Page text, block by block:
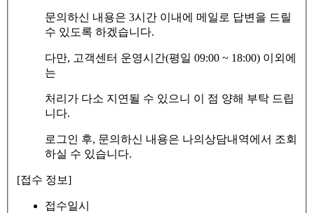
문의하신 내용은 3시간 이내에 메일로 답변을 드릴
수 있도록 하겠습니다.
다만, 고객센터 운영시간(평일 09:00 ~ 18:00) 이외에
는
처리가 다소 지연될 수 있으니 이 점 양해 부탁 드립
니다.
로그인 후, 문의하신 내용은 나의상담내역에서 조회
하실 수 있습니다.
[접수 정보]
접수일시